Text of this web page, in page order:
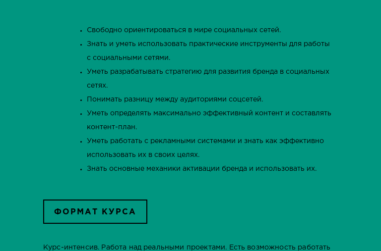
Свободно ориентироваться в мире социальных сетей.
Знать и уметь использовать практические инструменты для работы
с социальными сетями.
Уметь разрабатывать стратегию для развития бренда в социальных
сетях.
Понимать разницу между аудиториями соцсетей.
Уметь определять максимально эффективный контент и составлять
контент-план.
Уметь работать с рекламными системами и знать как эффективно
использовать их в своих целях.
Знать основные механики активации бренда и использовать их.
ФОРМАТ КУРСА
Курс-интенсив. Работа над реальными проектами. Есть возможность работать